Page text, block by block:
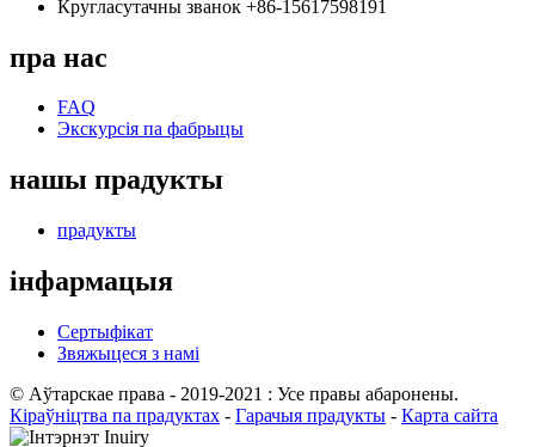
Кругласутачны званок +86-15617598191
пра нас
FAQ
Экскурсія па фабрыцы
нашы прадукты
прадукты
інфармацыя
Сертыфікат
Звяжыцеся з намі
© Аўтарскае права - 2019-2021 : Усе правы абаронены.
Кіраўніцтва па прадуктах - Гарачыя прадукты - Карта сайта